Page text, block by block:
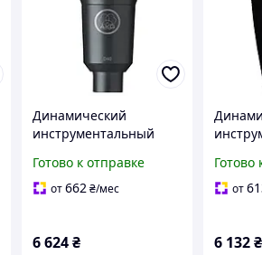
Динамический
инструментальный
Готово к отправке
от662 ₴/мес
6 624 ₴
Готово
от
6 132₴